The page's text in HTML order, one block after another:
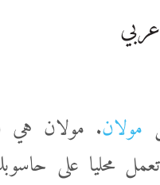
مولان. مولان هي
محليا على